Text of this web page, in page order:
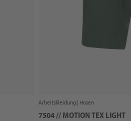
Arbeitskleidung | Hosen
7504 // MOTION TEX LIGHT